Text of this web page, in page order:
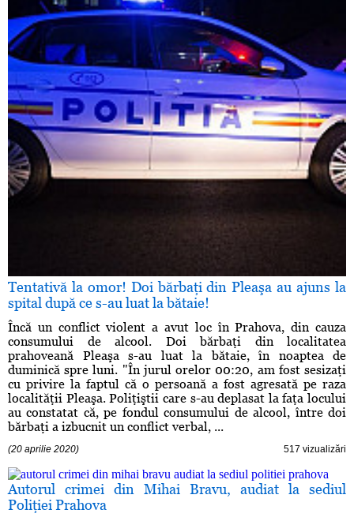
Tentativă la omor! Doi bărbaţi din Pleaşa au ajuns la
spital după ce s-au luat la bătaie!
Încă un conflict violent a avut loc în Prahova, din cauza
consumului de alcool. Doi bărbaţi din localitatea
prahoveană Pleaşa s-au luat la bătaie, în noaptea de
duminică spre luni. "În jurul orelor 00:20, am fost sesizaţi
cu privire la faptul că o persoană a fost agresată pe raza
localităţii Pleaşa. Poliţiştii care s-au deplasat la faţa locului
au constatat că, pe fondul consumului de alcool, între doi
bărbaţi a izbucnit un conflict verbal, ...
(20 aprilie 2020) 517 vizualizări
Autorul crimei din Mihai Bravu, audiat la sediul
Poliţiei Prahova